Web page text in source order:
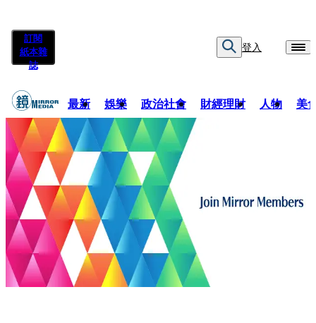
訂閱
紙本雜
誌
登入
最新 娛樂 政治社會 財經理財 人物 美